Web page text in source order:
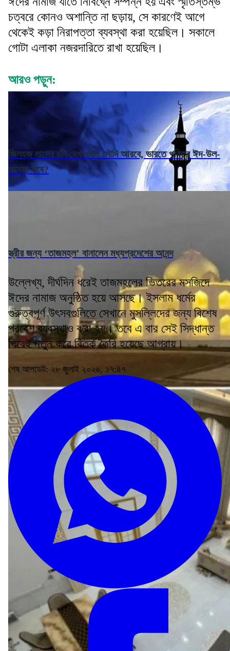
চত্বরে কোনও অশান্তি না ছড়ায়, সে কারণেই আগে
থেকেই কড়া নিরাপত্তা ব্যবস্থা করা হয়েছিল। সকালে
গোটা এলাকা নজরদারিতে রাখা হয়েছিল।
আরও পড়ুন:
জিলহজ মাসের চাঁদ দেখা গেল সৌদি আরবে, ভারতে পবিত্র ঈদ-উল-
আযহা কবে?
স্ত্রীর জন্য ‘তাজমহল’ বানালেন মধ্যপ্রদেশের আনন্দ
উল্লেখ্য, দীর্ঘদিন ধরেই তাজমহলের ভিতরের মসজিদে
ঈদের নামাজ অনুষ্ঠিত হয়ে আসছে। ইসলাম ধর্মের
গুরুত্বপূর্ণ উৎসবগুলিতে সেখানে মুসল্লিদের জন্য বিশেষ
প্রবেশ ব্যবস্থাও করা হয়। তবে এ বার সেই সিদ্ধান্ত
ঘিরেই নতুন করে বিতর্ক তৈরি হয়েছে আগ্রায়।
শেষ আপডেট: ২৮ জুলাই ২০২৬, ১৭:৪৭